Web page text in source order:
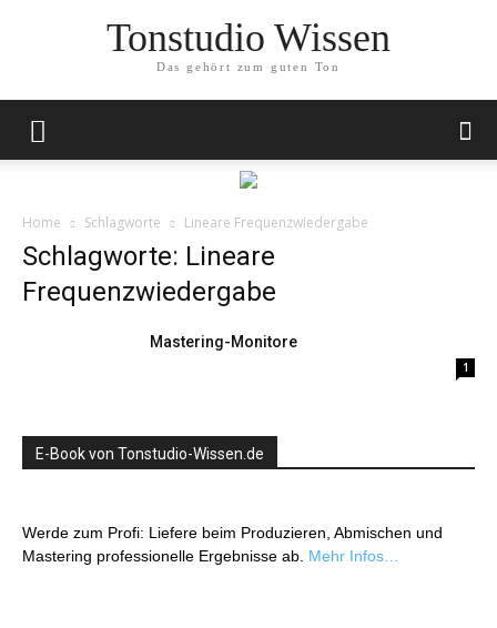
Tonstudio Wissen
Das gehört zum guten Ton
Home Schlagworte Lineare Frequenzwiedergabe
Schlagworte: Lineare
Frequenzwiedergabe
Mastering-Monitore
1
E-Book von Tonstudio-Wissen.de
Werde zum Profi: Liefere beim Produzieren, Abmischen und
Mastering professionelle Ergebnisse ab. Mehr Infos…